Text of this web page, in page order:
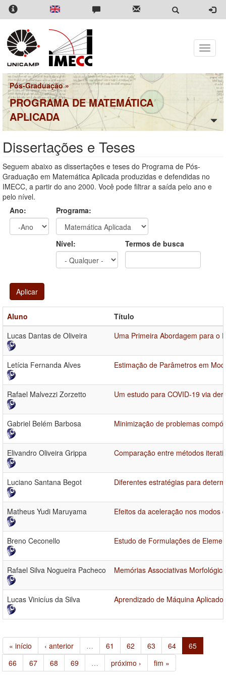
Pular
para
conteúdo
principal
Toggle
Pós-Graduação»
PROGRAMA DE MATEMÁTICA
APLICADA
Dissertações e Teses
Seguem abaixo as dissertações e teses do Programa de Pós-
Graduação em Matemática Aplicada produzidas e defendidas no
IMECC, a partir do ano 2000. Você pode filtrar a saída pelo ano e
pelo nível.
Ano:
Programa:
Nível: Termos de busca
Aplicar
Aluno
Título
Lucas Dantas de Oliveira
Uma Primeira Abordagem para o
Letícia Fernanda Alves Estimação de Parâmetros em
Rafael Malvezzi Zorzetto Um estudo para COVID-19 via
Gabriel Belém Barbosa Minimização de problemas
Elivandro Oliveira Grippa Comparação entre métodos
Luciano Santana Begot Diferentes estratégias para
Matheus Yudi Maruyama Efeitos da aceleração nos modos
Breno Ceconello Estudo de Formulações de
Rafael Silva Nogueira Pacheco Memórias Associativas
Lucas Vinicíus da Silva Aprendizado de Máquina
« início ‹ anterior … 61 62 63 64
65
66
67 68 69 … próximo › fim »